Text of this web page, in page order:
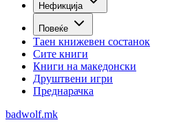
Нефикција
Повеќе
Таен книжевен состанок
Сите книги
Книги на македонски
Друштвени игри
Преднарачка
badwolf.mk